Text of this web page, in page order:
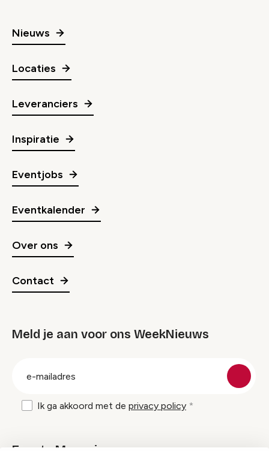
Nieuws
Locaties
Leveranciers
Inspiratie
Eventjobs
Eventkalender
Over ons
Contact
Meld je aan voor ons WeekNieuws
Ik ga akkoord met de privacy policy